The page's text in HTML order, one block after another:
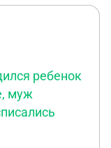
ребенок
муж